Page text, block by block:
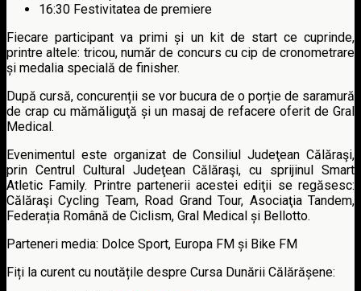
16:30 Festivitatea de premiere
Fiecare participant va primi și un kit de start ce cuprinde,
printre altele: tricou, număr de concurs cu cip de cronometrare
și medalia specială de finisher.
După cursă, concurenții se vor bucura de o porție de saramură
de crap cu mămăliguţă și un masaj de refacere oferit de Gral
Medical.
Evenimentul este organizat de Consiliul Judeţean Călăraşi,
prin Centrul Cultural Judeţean Călăraşi, cu sprijinul Smart
Atletic Family. Printre partenerii acestei ediţii se regăsesc:
Călăraşi Cycling Team, Road Grand Tour, Asociaţia Tandem,
Federația Română de Ciclism, Gral Medical și Bellotto.
Parteneri media: Dolce Sport, Europa FM și Bike FM
Fiți la curent cu noutățile despre Cursa Dunării Călărășene: